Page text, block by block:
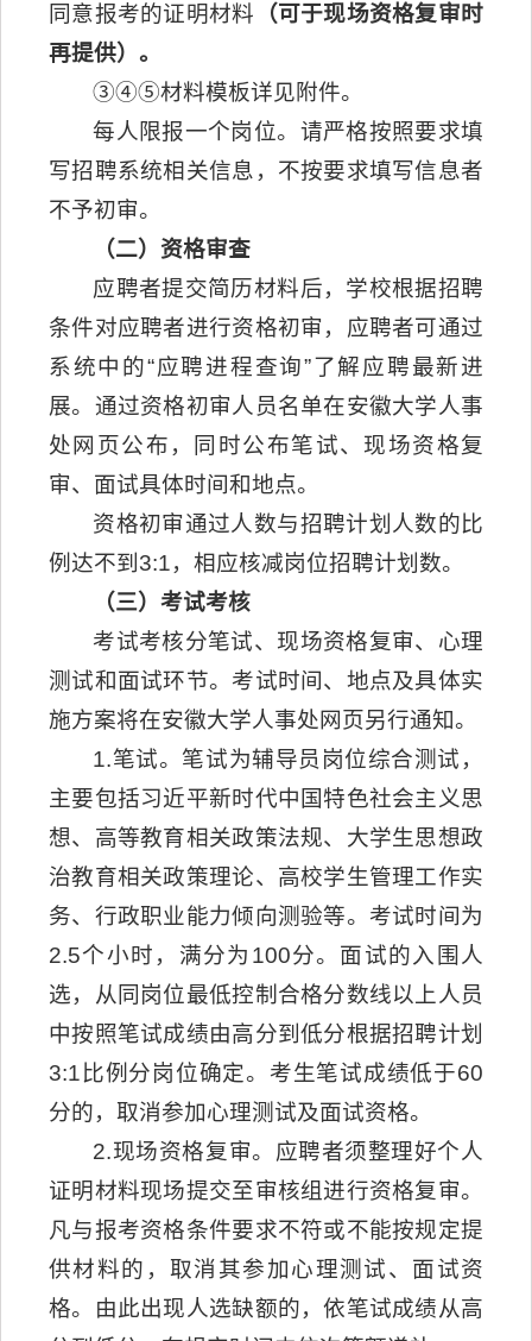
同意报考的证明材料 （可于现场资格复审时
再提供）。
③④⑤材料模板详见附件。
每人限报一个岗位。请严格按照要求填
写招聘系统相关信息，不按要求填写信息者
不予初审。
（二）资格审查
应聘者提交简历材料后，学校根据招聘
条件对应聘者进行资格初审，应聘者可通过
系统中的“应聘进程查询”了解应聘最新进
展。通过资格初审人员名单在安徽大学人事
处网页公布，同时公布笔试、现场资格复
审、面试具体时间和地点。
资格初审通过人数与招聘计划人数的比
例达不到3:1，相应核减岗位招聘计划数。
（三）考试考核
考试考核分笔试、现场资格复审、心理
测试和面试环节。考试时间、地点及具体实
施方案将在安徽大学人事处网页另行通知。
1.笔试。笔试为辅导员岗位综合测试，
主要包括习近平新时代中国特色社会主义思
想、高等教育相关政策法规、大学生思想政
治教育相关政策理论、高校学生管理工作实
务、行政职业能力倾向测验等。考试时间为
2.5个小时，满分为100分。面试的入围人
选，从同岗位最低控制合格分数线以上人员
中按照笔试成绩由高分到低分根据招聘计划
3:1比例分岗位确定。考生笔试成绩低于60
分的，取消参加心理测试及面试资格。
2.现场资格复审。应聘者须整理好个人
证明材料现场提交至审核组进行资格复审。
凡与报考资格条件要求不符或不能按规定提
供材料的，取消其参加心理测试、面试资
格。由此出现人选缺额的，依笔试成绩从高